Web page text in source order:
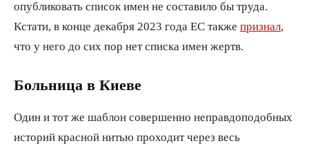
опубликовать список имен не составило бы труда.
Кстати, в конце декабря 2023 года ЕС также признал
что у него до сих пор нет списка имен жертв.
Больница в Киеве
Один и тот же шаблон совершенно неправдоподобных
историй красной нитью проходит через весь